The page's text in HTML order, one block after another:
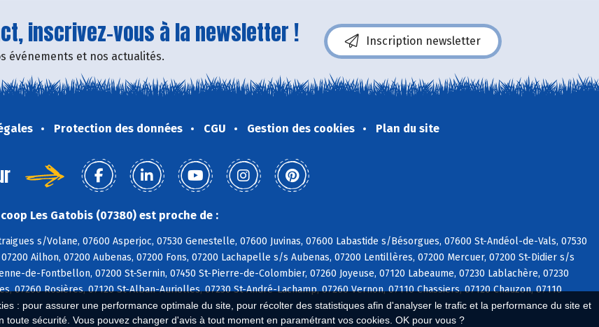
: pour assurer une performance optimale du site, pour récolter des statistiques afin d'analyser le trafic et la performance du site et
sécurité. Vous pouvez changer d'avis à tout moment en paramétrant vos cookies. OK pour vous ?
inscrivez-vous à la newsletter !
événements et nos actualités.
Inscription newsletter
Protection des données CGU Gestion des cookies Plan du site
Les Gatobis (07380) est proche de :
s/Volane, 07600 Asperjoc, 07530 Genestelle, 07600 Juvinas, 07600 Labastide s/Bésorgues, 07600 St-Andéol-de-Vals, 07530
Ailhon, 07200 Aubenas, 07200 Fons, 07200 Lachapelle s/s Aubenas, 07200 Lentillères, 07200 Mercuer, 07200 St-Didier s/s
de-Fontbellon, 07200 St-Sernin, 07450 St-Pierre-de-Colombier, 07260 Joyeuse, 07120 Labeaume, 07230 Lablachère, 07230
07260 Rosières, 07120 St-Alban-Auriolles, 07230 St-André-Lachamp, 07260 Vernon, 07110 Chassiers, 07120 Chauzon, 07110